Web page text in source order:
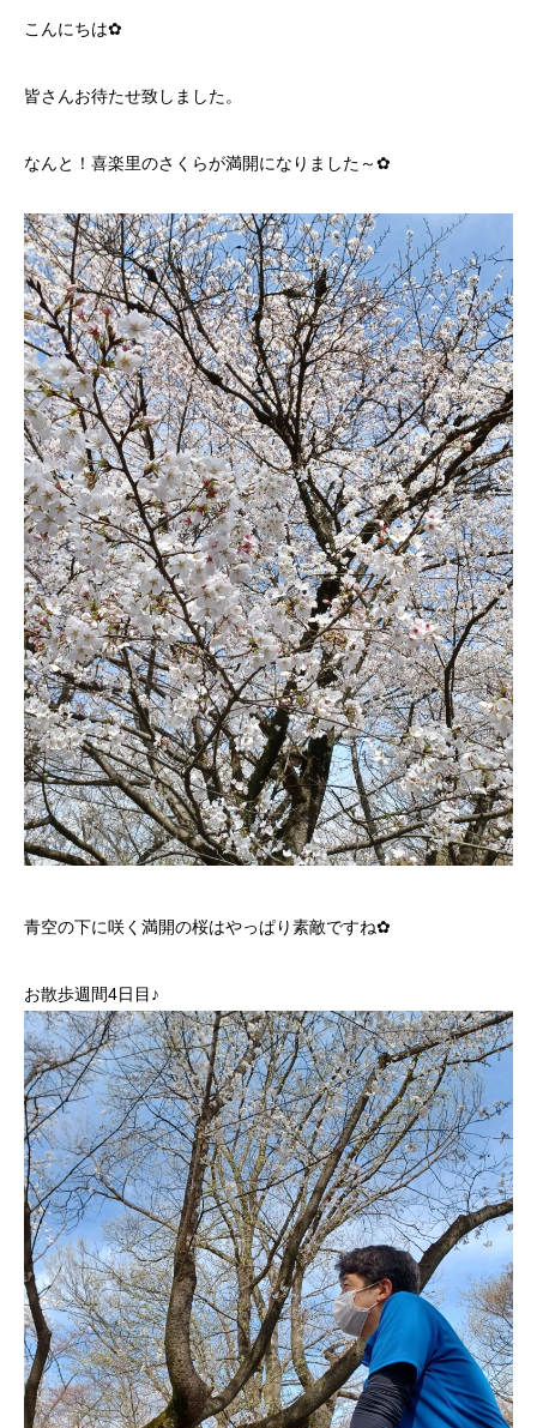
こんにちは✿
皆さんお待たせ致しました。
なんと！喜楽里のさくらが満開になりました～✿
青空の下に咲く満開の桜はやっぱり素敵ですね✿
お散歩週間4日目♪